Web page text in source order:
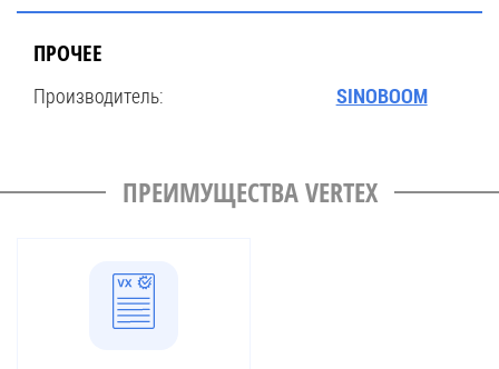
ПРОЧЕЕ
Производитель: SINOBOOM
ПРЕИМУЩЕСТВА VERTEX